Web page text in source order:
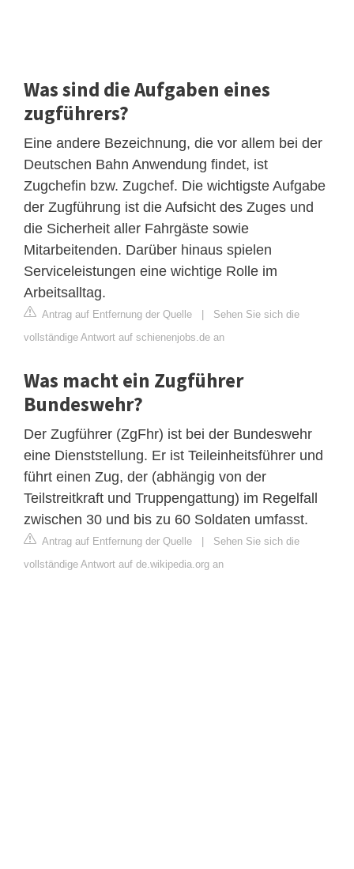
Was sind die Aufgaben eines
zugführers?
Eine andere Bezeichnung, die vor allem bei der
Deutschen Bahn Anwendung findet, ist
Zugchefin bzw. Zugchef. Die wichtigste Aufgabe
der Zugführung ist die Aufsicht des Zuges und
die Sicherheit aller Fahrgäste sowie
Mitarbeitenden. Darüber hinaus spielen
Serviceleistungen eine wichtige Rolle im
Arbeitsalltag.
Antrag auf Entfernung der Quelle
Sehen Sie sich die
vollständige Antwort auf schienenjobs.de an
Was macht ein Zugführer
Bundeswehr?
Der Zugführer (ZgFhr) ist bei der Bundeswehr
eine Dienststellung. Er ist Teileinheitsführer und
führt einen Zug, der (abhängig von der
Teilstreitkraft und Truppengattung) im Regelfall
zwischen 30 und bis zu 60 Soldaten umfasst.
Antrag auf Entfernung der Quelle
Sehen Sie sich die
vollständige Antwort auf de.wikipedia.org an